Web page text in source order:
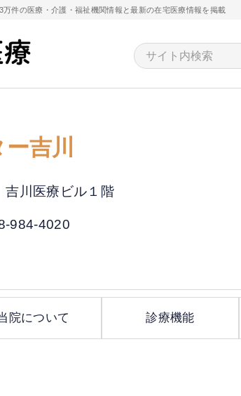
万件の医療・介護・福祉機関情報と最新の在宅医療情報を掲載
吉川
川医療ビル１階
984-4020
院について 診療機能